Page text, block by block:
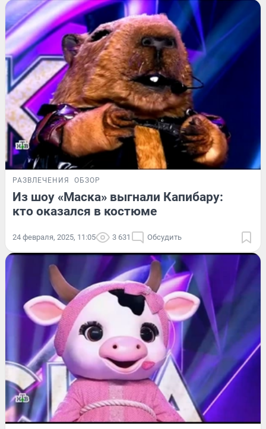
РАЗВЛЕЧЕНИЯ ОБЗОР
Из шоу «Маска» выгнали Капибару:
кто оказался в костюме
24 февраля, 2025, 11:05 3 631 Обсудить